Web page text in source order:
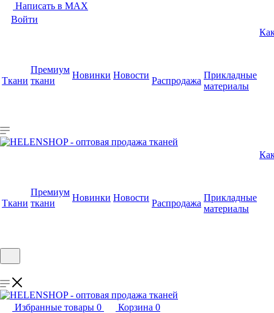
Написать в MAX
Войти
Ткани
Премиум
ткани
Новинки Новости
Распродажа
Прикладные
материалы
Ткани
Премиум
ткани
Новинки Новости
Распродажа
Прикладные
материалы
Избранные товары 0 Корзина 0